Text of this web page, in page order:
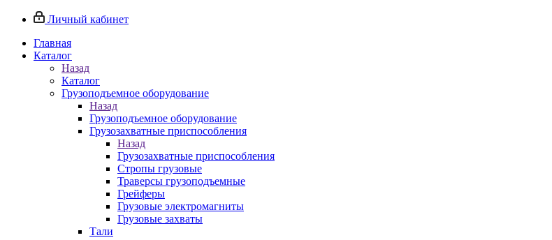
Личный кабинет
Главная
Каталог
Назад
Каталог
Грузоподъемное оборудование
Назад
Грузоподъемное оборудование
Грузозахватные приспособления
Назад
Грузозахватные приспособления
Стропы грузовые
Траверсы грузоподъемные
Грейферы
Грузовые электромагниты
Грузовые захваты
Тали